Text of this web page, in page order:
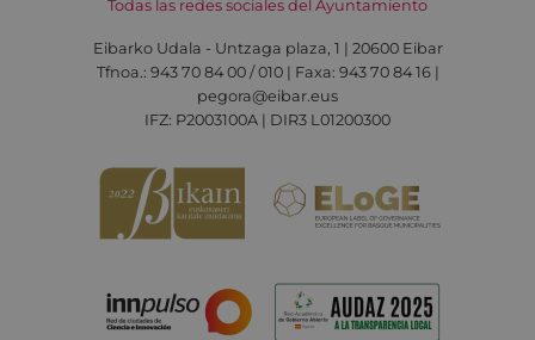
Todas las redes sociales del Ayuntamiento
Eibarko Udala - Untzaga plaza, 1 | 20600 Eibar
Tfnoa.: 943 70 84 00 / 010 | Faxa: 943 70 84 16 |
pegora@eibar.eus
IFZ: P2003100A | DIR3 L01200300